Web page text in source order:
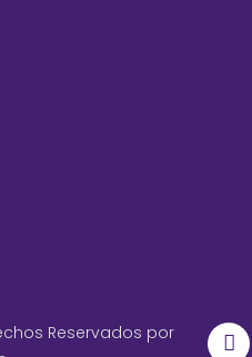
Reservados por